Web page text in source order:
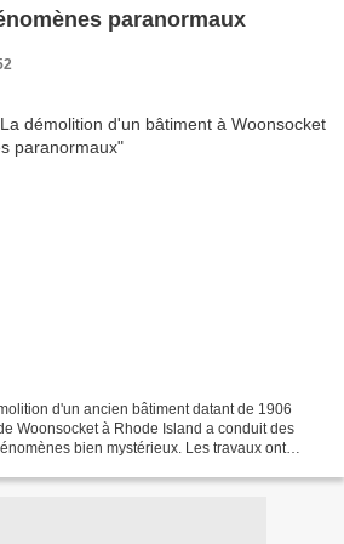
paranormaux
d'un ancien bâtiment datant de 1906
Woonsocket à Rhode Island a conduit des
bien mystérieux. Les travaux ont